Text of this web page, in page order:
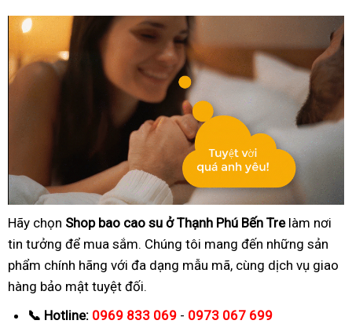
Hãy chọn Shop bao cao su ở Thạnh Phú Bến Trelàm nơi
tin tưởng để mua sắm. Chúng tôi mang đến những sản
phẩm chính hãng với đa dạng mẫu mã, cùng dịch vụ giao
hàng bảo mật tuyệt đối.
📞 Hotline: 0969 833 069 - 0973 067 699